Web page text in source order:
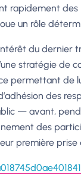
rapidement des
un rôle
du dernier
stratégie de
permettant de
des
— avant,
des
première